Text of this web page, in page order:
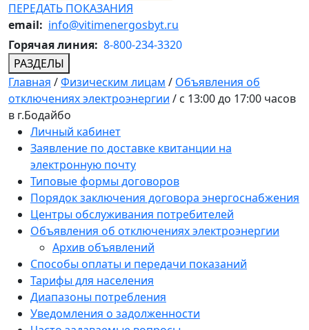
ПЕРЕДАТЬ ПОКАЗАНИЯ
email: info@vitimenergosbyt.ru
Горячая линия: 8-800-234-3320
РАЗДЕЛЫ
Главная /Физическим лицам / Объявления об
отключениях электроэнергии / с 13:00 до 17:00 часов
в г.Бодайбо
Личный кабинет
Заявление по доставке квитанции на
электронную почту
Типовые формы договоров
Порядок заключения договора энергоснабжения
Центры обслуживания потребителей
Объявления об отключениях электроэнергии
Архив объявлений
Способы оплаты и передачи показаний
Тарифы для населения
Диапазоны потребления
Уведомления о задолженности